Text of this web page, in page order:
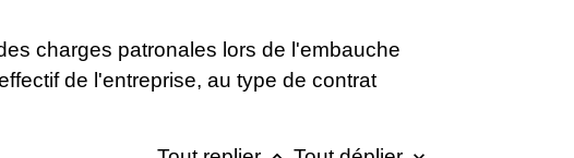
charges patronales lors de l'embauche
de l'entreprise, au type de contrat